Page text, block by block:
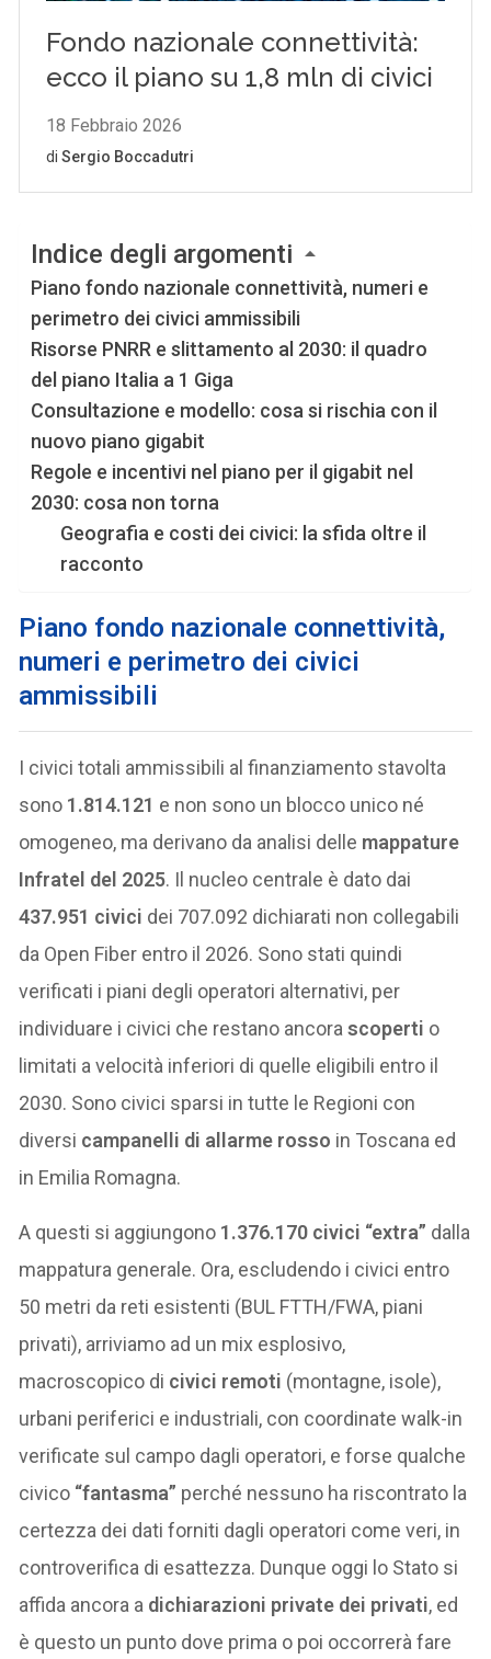
Indice degli argomenti
Piano fondo nazionale connettività, numeri e
perimetro dei civici ammissibili
Risorse PNRR e slittamento al 2030: il quadro
del piano Italia a 1 Giga
Consultazione e modello: cosa si rischia con il
nuovo piano gigabit
Regole e incentivi nel piano per il gigabit nel
2030: cosa non torna
Geografia e costi dei civici: la sfida oltre il
racconto
Piano fondo nazionale connettività,
numeri e perimetro dei civici
ammissibili
I civici totali ammissibili al finanziamento stavolta
sono 1.814.121 e non sono un blocco unico né
omogeneo, ma derivano da analisi delle mappature
Infratel del 2025. Il nucleo centrale è dato dai
437.951 civici dei 707.092 dichiarati non collegabili
da Open Fiber entro il 2026. Sono stati quindi
verificati i piani degli operatori alternativi, per
individuare i civici che restano ancorascoperti o
limitati a velocità inferiori di quelle eligibili entro il
2030. Sono civici sparsi in tutte le Regioni con
diversi campanelli di allarme rosso in Toscana ed
in Emilia Romagna.
A questi si aggiungono 1.376.170 civici “extra” dalla
mappatura generale. Ora, escludendo i civici entro
50 metri da reti esistenti (BUL FTTH/FWA, piani
privati), arriviamo ad un mix esplosivo,
macroscopico di civici remoti (montagne, isole),
urbani periferici e industriali, con coordinate walk-in
verificate sul campo dagli operatori, e forse qualche
civico “fantasma” perché nessuno ha riscontrato la
certezza dei dati forniti dagli operatori come veri, in
controverifica di esattezza. Dunque oggi lo Stato si
affida ancora a dichiarazioni private dei privati, ed
è questo un punto dove prima o poi occorrerà fare